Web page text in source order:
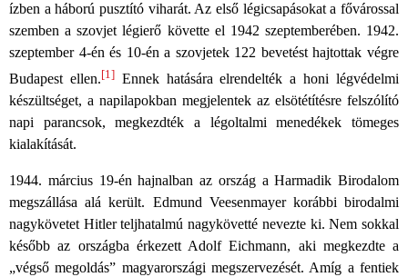
ízben a háború pusztító viharát. Az első légicsapásokat a fővárossal
szemben a szovjet légierő követte el 1942 szeptemberében. 1942.
szeptember 4-én és 10-én a szovjetek 122 bevetést hajtottak végre
Budapest ellen.[1]Ennek hatására elrendelték a honi légvédelmi
készültséget, a napilapokban megjelentek az elsötétítésre felszólító
napi parancsok, megkezdték a légoltalmi menedékek tömeges
kialakítását.
1944. március 19-én hajnalban az ország a Harmadik Birodalom
megszállása alá került. Edmund Veesenmayer korábbi birodalmi
nagykövetet Hitler teljhatalmú nagykövetté nevezte ki. Nem sokkal
később az országba érkezett Adolf Eichmann, aki megkezdte a
„végső megoldás” magyarországi megszervezését. Amíg a fentiek